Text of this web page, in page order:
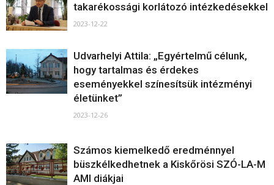
takarékossági korlátozó intézkedésekkel
2023-12-22
Udvarhelyi Attila: „Egyértelmű célunk,
hogy tartalmas és érdekes
eseményekkel színesítsük intézményi
életünket”
2023-12-26
Számos kiemelkedő eredménnyel
büszkélkedhetnek a Kiskőrösi SZÓ-LA-M
AMI diákjai